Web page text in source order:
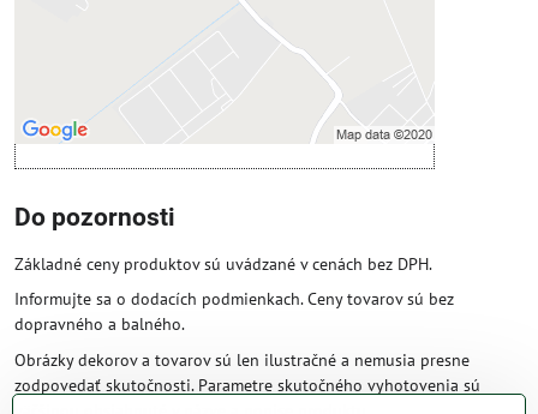
Povoliť a zapamätať - súhlas s druhom
cookie: Funkčné
Otvoriť obsah v novom okne
Do pozornosti
Základné ceny produktov sú uvádzané v cenách bez DPH.
Informujte sa o dodacích podmienkach. Ceny tovarov sú bez
dopravného a balného.
Obrázky dekorov a tovarov sú len ilustračné a nemusia presne
zodpovedať skutočnosti. Parametre skutočného vyhotovenia sú